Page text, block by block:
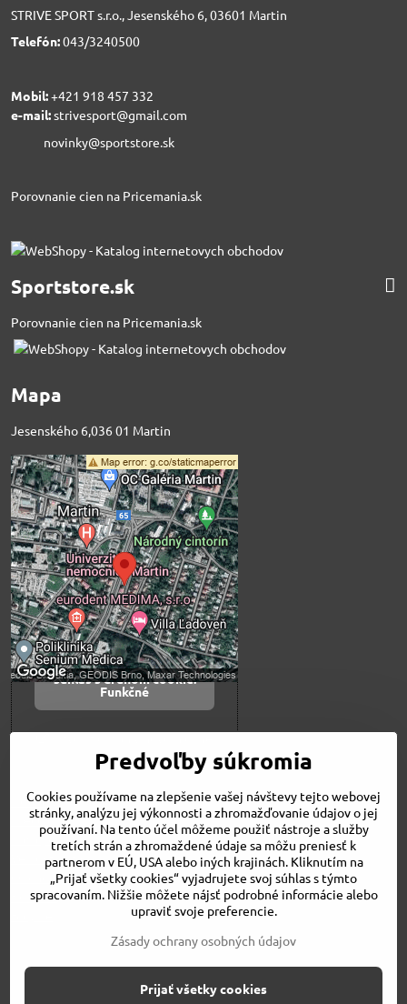
STRIVE SPORT s.r.o., Jesenského 6, 03601 Martin
Telefón:043/3240500
Mobil:+421 918 457 332
e-mail:strivesport@gmail.com
novinky@sportstore.sk
Porovnanie cien na Pricemania.sk
Sportstore.sk
Porovnanie cien na Pricemania.sk
Mapa
Jesenského 6,036 01 Martin
Externý obsah je
blokovaný Voľbami
súkromia
Prajete si načítať externý obsah?
Povoliť tentokrát
Povoliť a zapamätať -
súhlas s druhom cookie:
Funkčné
Otvoriť obsah v novom okne
Novinky
Niečo o nás
Naša ponuka
Veľkostné tabuľky
Obchodné podmienky
Kontakt
©2026Copyright
Predvoľby súkromiaZásady ochrany osobných údajov
Predvoľby súkromia
Cookies používame na zlepšenie vašej návštevy tejto webovej
stránky, analýzu jej výkonnosti a zhromažďovanie údajov o jej
používaní. Na tento účel môžeme použiť nástroje a služby
tretích strán a zhromaždené údaje sa môžu preniesť k
partnerom v EÚ, USA alebo iných krajinách. Kliknutím na
„Prijať všetky cookies“ vyjadrujete svoj súhlas s týmto
spracovaním. Nižšie môžete nájsť podrobné informácie alebo
upraviť svoje preferencie.
Zásady ochrany osobných údajov
Prijať všetky cookies